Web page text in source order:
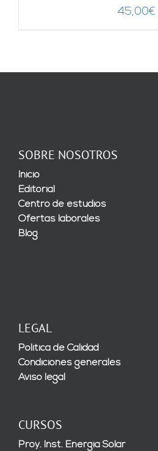
45,00€
SOBRE NOSOTROS
Inicio
Editorial
Centro de estudios
Ofertas laborales
Blog
LEGAL
Política de Calidad
Condiciones generales
Aviso legal
CURSOS
Proy. Inst. Energía Solar